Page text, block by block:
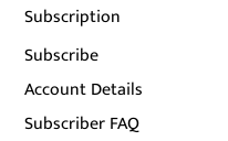
Subscription
Subscribe
Account Details
Subscriber FAQ